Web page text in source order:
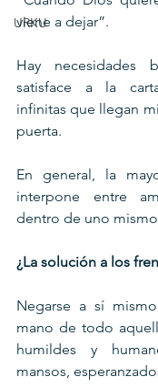
URKU
viene a dejar”.
Hay necesidades
satisface a la
infinitas que llegan
puerta.
En general, la
interpone entre
dentro de uno
¿La solución a los
Negarse a sí
mano de todo
humildes y
mansos,